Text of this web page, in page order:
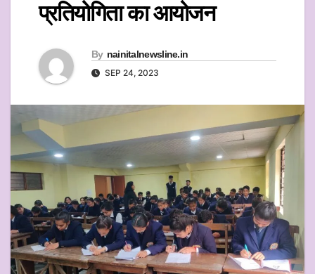
प्रतियोगिता का आयोजन
By nainitalnewsline.in
SEP 24, 2023